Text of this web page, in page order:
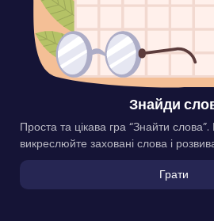
Знайди
Проста та цікава гра “Знайти
викреслюйте заховані слова і
Грати